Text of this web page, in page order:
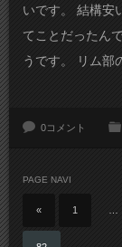
いです。 結構安
てことだったん
うです。 リム部
0コメント
PAGE NAVI
« 1